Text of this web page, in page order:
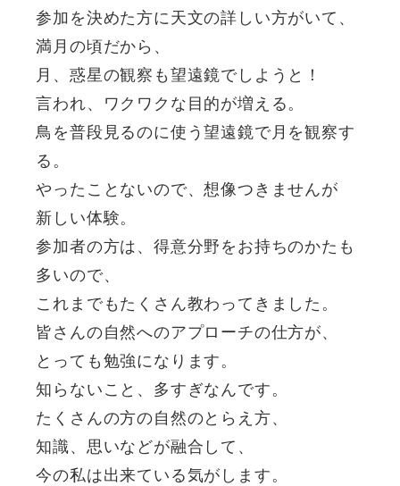
参加を決めた方に天文の詳しい方がいて、
満月の頃だから、
月、惑星の観察も望遠鏡でしようと！
言われ、ワクワクな目的が増える。
鳥を普段見るのに使う望遠鏡で月を観察す
る。
やったことないので、想像つきませんが
新しい体験。
参加者の方は、得意分野をお持ちのかたも
多いので、
これまでもたくさん教わってきました。
皆さんの自然へのアプローチの仕方が、
とっても勉強になります。
知らないこと、多すぎなんです。
たくさんの方の自然のとらえ方、
知識、思いなどが融合して、
今の私は出来ている気がします。